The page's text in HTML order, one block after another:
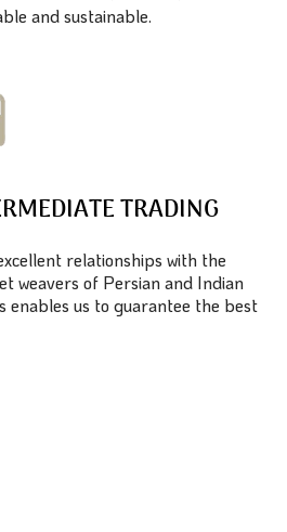
and sustainable.
TRADING
relationships with the
weavers of Persian and Indian
enables us to guarantee the best